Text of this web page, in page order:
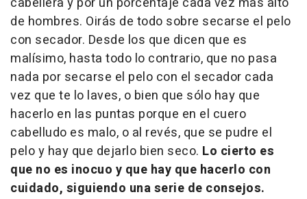
de hombres. Oirás de todo sobre secarse el pelo
con secador. Desde los que dicen que es
malísimo, hasta todo lo contrario, que no pasa
nada por secarse el pelo con el secador cada
vez que te lo laves, o bien que sólo hay que
hacerlo en las puntas porque en el cuero
cabelludo es malo, o al revés, que se pudre el
pelo y hay que dejarlo bien seco. Lo cierto es
que no es inocuo y que hay que hacerlo con
cuidado, siguiendo una serie de consejos.